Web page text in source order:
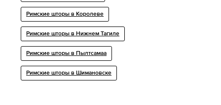
Римские шторы в Королеве
Римские шторы в Нижнем Тагиле
Римские шторы в Пылтсамаа
Римские шторы в Шимановске